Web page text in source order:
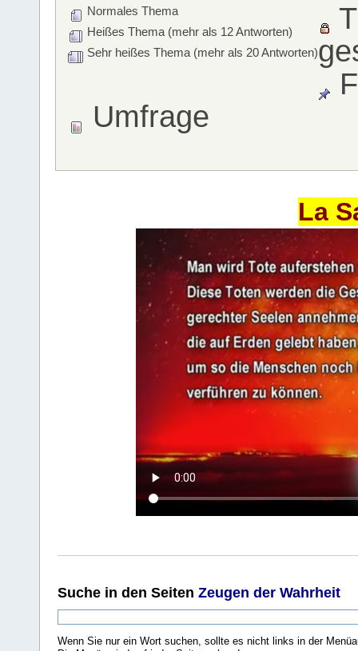
Normales Thema
Heißes Thema (mehr als 12 Antworten)
Sehr heißes Thema (mehr als 20 Antworten)
Umfrage
La
Suche in den Seiten Zeugen der Wahrheit
Wenn Sie nur ein Wort suchen, sollte es nicht links in der